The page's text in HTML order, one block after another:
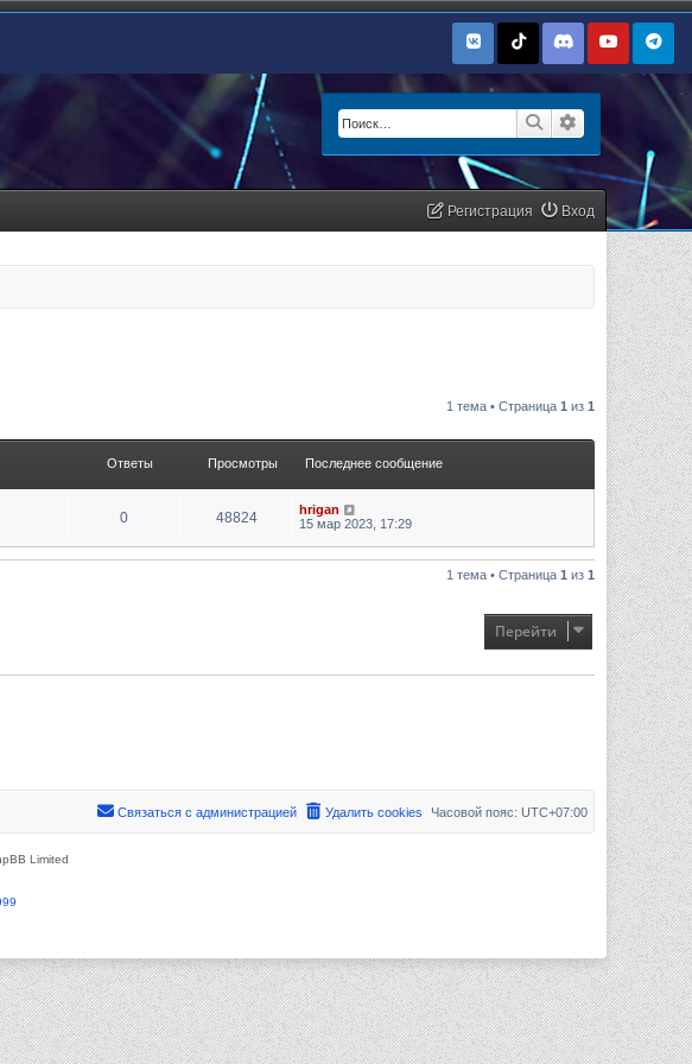
Поиск Расширенный
Вход
Регистрация
1 тема • Страница 1 из 1
Ответы Просмотры Последнее сообщение
0 48824
hrigan
15 мар 2023, 17:29
1 тема • Страница 1 из 1
Перейти
Часовой пояс: UTC+07:00
Удалить cookies
Связаться с администрацией
Limited